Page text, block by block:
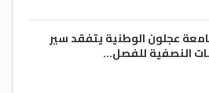
عجلون الوطنية يتفقد سير
النصفية للفصل…